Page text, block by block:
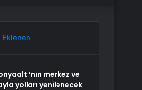
Eklenen
merkez ve
yolları yenilenecek